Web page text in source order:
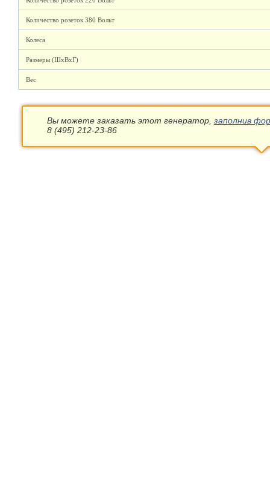
Количество розеток 380 Вольт
Колеса
Размеры (ШхВхГ)
Вес
Вы можете заказать этот генератор, заполнив
8 (495) 212-23-86